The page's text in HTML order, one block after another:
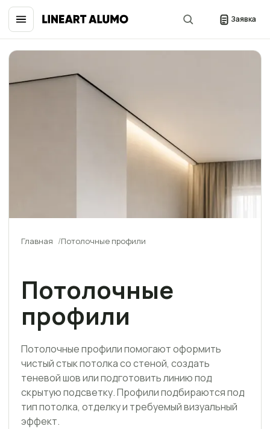
Заявка
Главная Потолочные профили
Потолочные
профили
Потолочные профили помогают оформить
чистый стык потолка со стеной, создать
теневой шов или подготовить линию под
скрытую подсветку. Профили подбираются под
тип потолка, отделку и требуемый визуальный
эффект.